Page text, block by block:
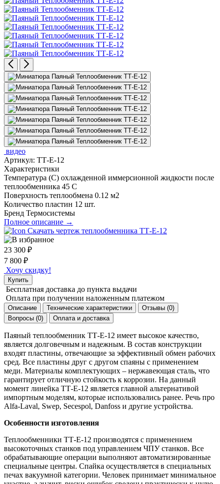
видео
Артикул: ТТ-Е-12
Характеристики
Температура (С) охлажденной иммерсионной жидкости после
теплообменника 45 C
Поверхность теплообмена 0.12 м2
Количество пластин 12 шт.
Бренд Термосистемы
Полное описание →
Скачать чертеж теплообменника ТТ-Е-12
23 300 ₽
7 800 ₽
Хочу скидку!
Купить
Бесплатная доставка до пункта выдачи
Оплата при получении наложенным платежом
Описание Технические характеристики
Отзывы (0)
Вопросы (0)
Оплата и доставка
Паяный теплообменник ТТ-Е-12 имеет высокое качество,
является долговечным и надежным. В состав конструкции
входят пластины, отвечающие за эффективный обмен рабочих
сред. Все пластины друг с другом спаяны с применением
меди. Материалы комплектующих – нержавеющая сталь, что
гарантирует отличную стойкость к коррозии. На данный
момент линейка ТТ-Е-12 является главной альтернативой
импортным моделям, которые использовались ранее. Речь про
Alfa-Laval, Swep, Secespol, Danfoss и другие устройства.
Особенности изготовления
Теплообменники ТТ-Е-12 производятся с применением
высокоточных станков под управлением ЧПУ станков. Все
обрабатывающие операции выполняют автоматизированные
специальные центры. Спайка осуществляется в специальных
печах вакуумной категории. Человек принимает минимальное